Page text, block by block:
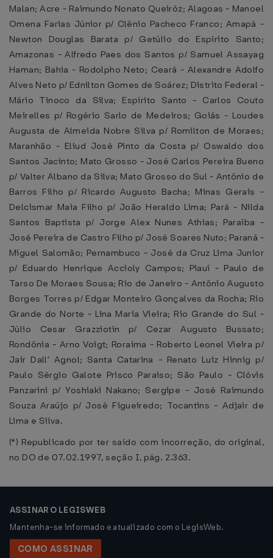
Malan; Acre - Raimundo Nonato Queiróz; Alagoas - Manoel
Omena Farias Júnior p/ Clênio Pacheco Franco; Amapá -
Newton Douglas Barata p/ Getúlio do Espírito Santo;
Amazonas - Alfredo Paes dos Santos p/ Samuel Assayag
Haman; Bahia - Rodolpho Neto; Ceará - Alexandre Adolfo
Alves Neto p/ Ednilton Gomes de Soárez; Distrito Federal -
Mário Tinoco da Silva; Espírito Santo - Carlos Couto
Meirelles p/ Rogério Sarlo de Medeiros; Goiás - Loudes
Augusta de Almeida Nobre Silva p/ Romilton de Moraes;
Maranhão - Eliud José Pinto da Costa p/ Oswaldo dos
Santos Jacinto; Mato Grosso - José Carlos Pereira Bueno
p/ Valter Albano da Silva; Mato Grosso do Sul - Antônio de
Barros Filho p/ Ricardo Augusto Bacha; Minas Gerais -
Delcismar Maia Filho p/ João Heraldo Lima; Pará - Nilda
Santos Baptista p/ Jorge Alex Nunes Athias; Paraíba -
José Pereira de Castro Filho p/ José Soares Nuto; Paraná -
Miguel Salomão; Pernambuco - José da Cruz Lima Junior
p/ Eduardo Henrique Accioly Campos; Piauí - Paulo de
Tarso De Moraes Sousa; Rio de Janeiro - Antônio Augusto
Borges Torres p/ Edgar Monteiro Gonçalves da Rocha; Rio
Grande do Norte - Lina Maria Vieira; Rio Grande do Sul -
Júlio Cesar Grazziotin p/ Cezar Augusto Bussato;
Rondônia - Arno Voigt; Roraima - Roberto Leonel Vieira p/
Jair Dall' Agnol; Santa Catarina - Renato Luiz Hinnig p/
Paulo Sérgio Galote Prisco Paraiso; São Paulo - Clóvis
Panzarini p/ Yoshiaki Nakano; Sergipe - José Raimundo
Souza Araújo p/ José Figueiredo; Tocantins - Adjair de
Lima e Silva.
(*) Republicado por ter saído com incorreção, do original,
no DO de 07.02.1997, seção I, pág. 2.363.
ASSINAR O LEGISWEB
Mantenha-se informado e atualizado com o LegisWeb.
COMO ASSINAR